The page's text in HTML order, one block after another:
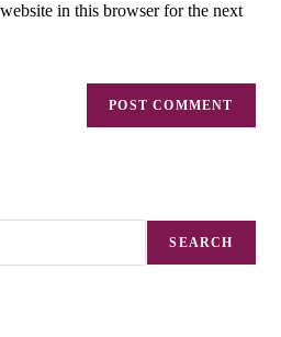
in this browser for the next
SEARCH